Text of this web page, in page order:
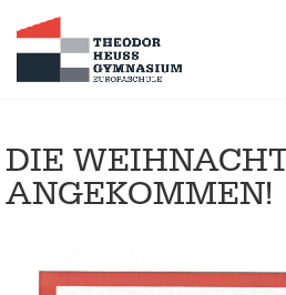
DIE
ANGEKOMMEN!